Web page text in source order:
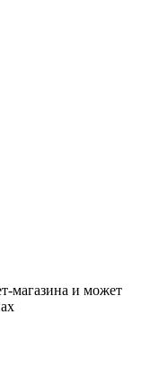
магазина и может